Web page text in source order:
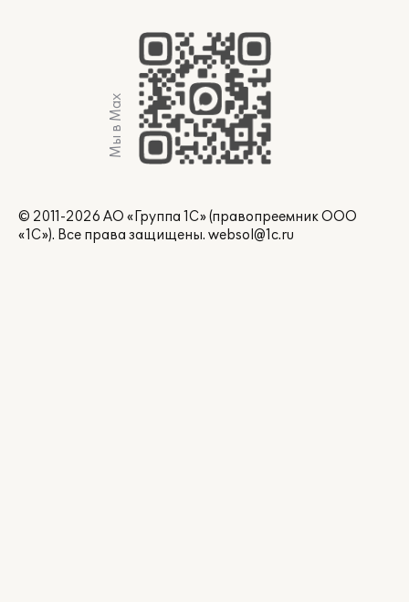
Мы в Max
© 2011-2026 АО «Группа 1С» (правопреемник ООО
«1С»). Все права защищены. websol@1c.ru